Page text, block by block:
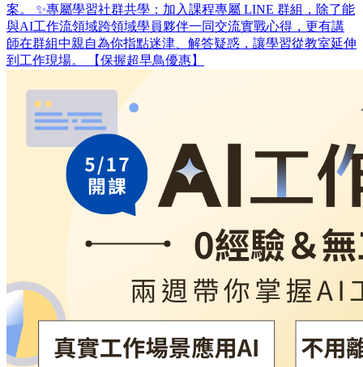
案。 ✨專屬學習社群共學：加入課程專屬 LINE 群組，除了能
與AI工作流領域跨領域學員夥伴一同交流實戰心得，更有講
師在群組中親自為你指點迷津、解答疑惑，讓學習從教室延伸
到工作現場。 【保握超早鳥優惠】